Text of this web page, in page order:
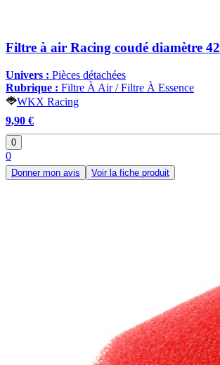
Filtre à air Racing coudé diamètre 42
Univers : Pièces détachées
Rubrique : Filtre À Air / Filtre À Essence
WKX Racing
9,90 €
0
0
Donner mon avis Voir la fiche produit